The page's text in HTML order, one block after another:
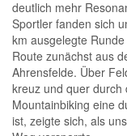
deutlich mehr
Sportler fanden sich
km ausgelegte
Route zunächst aus
Ahrensfelde. Über
kreuz und quer durch
Mountainbiking eine
ist, zeigte sich, als